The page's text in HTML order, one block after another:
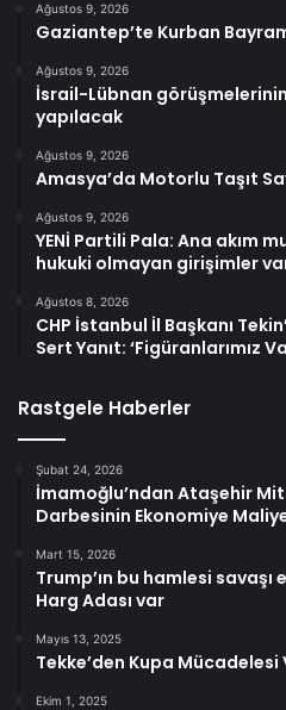
Ağustos 9, 2026
Gaziantep’te Kurban
Ağustos 9, 2026
İsrail-Lübnan
yapılacak
Ağustos 9, 2026
Amasya’da Motorlu Taşıt
Ağustos 9, 2026
YENİ Partili Pala: Ana akım
hukuki olmayan girişimler
Ağustos 8, 2026
CHP İstanbul İl Başkanı
Sert Yanıt: ‘Figüranlarımız
Rastgele Haberler
Şubat 24, 2026
İmamoğlu’ndan Ataşehir
Darbesinin Ekonomiye
Mart 15, 2026
Trump’ın bu hamlesi
Harg Adası var
Mayıs 13, 2025
Tekke’den Kupa Mücadelesi
Ekim 1, 2025